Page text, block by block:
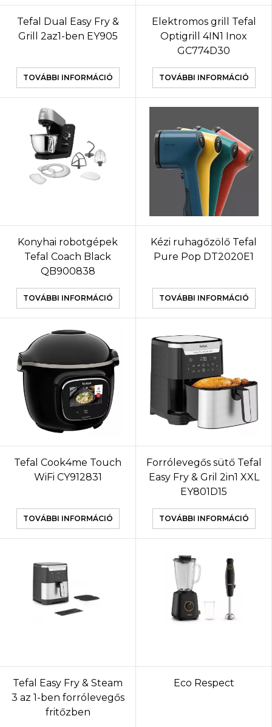
Tefal Dual Easy Fry &
Grill 2az1-ben EY905
TOVÁBBI INFORMÁCIÓ
Elektromos grill Tefal
Optigrill 4IN1 Inox
GC774D30
TOVÁBBI INFORMÁCIÓ
Konyhai robotgépek
Tefal Coach Black
QB900838
TOVÁBBI INFORMÁCIÓ
Kézi ruhagőzölő Tefal
Pure Pop DT2020E1
TOVÁBBI INFORMÁCIÓ
Tefal Cook4me Touch
WiFi CY912831
TOVÁBBI INFORMÁCIÓ
Forrólevegős sütő Tefal
Easy Fry & Gril 2in1 XXL
EY801D15
TOVÁBBI INFORMÁCIÓ
Tefal Easy Fry & Steam
3 az 1-ben forrólevegős
fritőzben
Eco Respect